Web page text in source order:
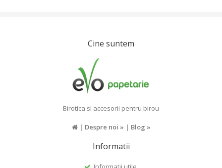
Cine suntem
Birotica si accesorii pentru birou
| Despre noi » | Blog »
Informatii